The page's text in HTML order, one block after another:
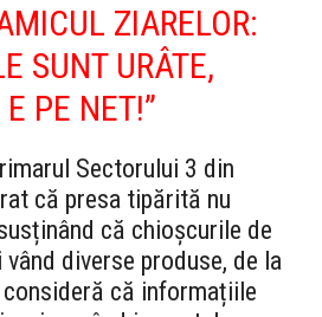
ZIARELOR:
SUNT URÂTE,
PE NET!”
Sectorului 3 din
că presa tipărită nu
că chioșcurile de
diverse produse, de la
că informațiile